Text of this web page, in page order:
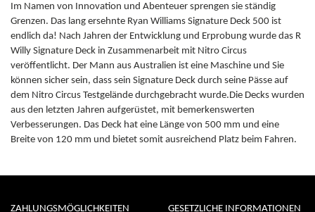
Im Namen von Innovation und Abenteuer sprengen sie ständig
Grenzen. Das lang ersehnte Ryan Williams Signature Deck 500 ist
endlich da! Nach Jahren der Entwicklung und Erprobung wurde das R
Willy Signature Deck in Zusammenarbeit mit Nitro Circus
veröffentlicht. Der Mann aus Australien ist eine Maschine und Sie
können sicher sein, dass sein Signature Deck durch seine Pässe auf
dem Nitro Circus Testgelände durchgebracht wurde.Die Decks wurden
aus den letzten Jahren aufgerüstet, mit bemerkenswerten
Verbesserungen. Das Deck hat eine Länge von 500 mm und eine
Breite von 120 mm und bietet somit ausreichend Platz beim Fahren.
ZAHLUNGSMÖGLICHKEITEN GESETZLICHE INFORMATIONEN